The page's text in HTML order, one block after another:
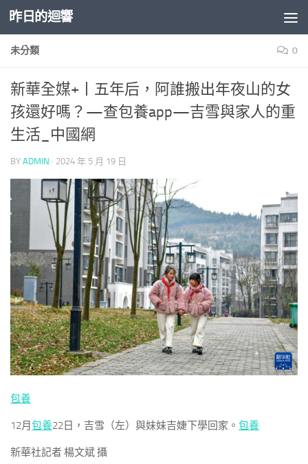
Skip to content
昨日的迴響
未分類 0
新華全媒+丨五年后，阿誰搬出年夜山的女
孩還好嗎？—查包養app—吉雪與家人的重
生活_中國網
BY ADMIN · 2024 年 5 月 19 日
包養
12月 包養22日，吉雪（左）與妹妹吉婕下學回家。 包養
新華社記者 楊文斌 攝